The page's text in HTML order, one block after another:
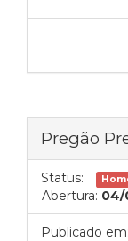
Pregão
Status:
Abertura: 04/
Publicado em: